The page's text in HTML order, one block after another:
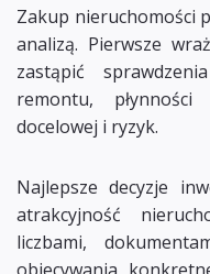
Zakup nieruchomości
analizą. Pierwsze
zastąpić
remontu,
docelowej i ryzyk.
Najlepsze decyzje
atrakcyjność
liczbami,